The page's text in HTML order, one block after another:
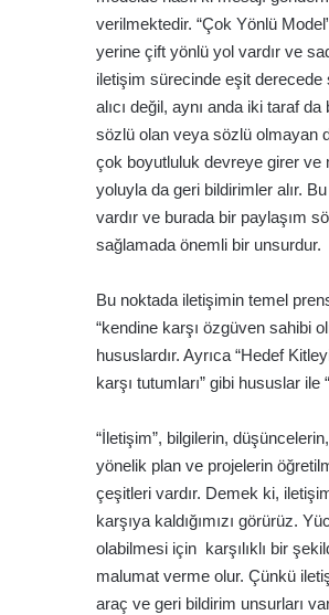
verilmektedir. “Çok Yönlü
yerine çift yönlü yol vardır ve
iletişim sürecinde eşit
alıcı değil, aynı anda iki taraf
sözlü olan veya sözlü olmayan
çok boyutluluk devreye girer ve
yoluyla da geri bildirimler alır.
vardır ve burada bir paylaşım
sağlamada önemli bir unsurdur.
Bu noktada iletişimin temel
“kendine karşı özgüven sahibi
hususlardır. Ayrıca “Hedef
karşı tutumları” gibi hususlar ile
“İletişim”, bilgilerin,
yönelik plan ve projelerin
çeşitleri vardır. Demek ki,
karşıya kaldığımızı görürüz.
olabilmesi için karşılıklı bir
malumat verme olur. Çünkü
araç ve geri bildirim unsurları